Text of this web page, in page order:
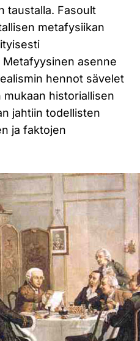
taustalla. Fasoult
metafysiikan
asenne
hennot sävelet
historiallisen
jahtiin todellisten
ja faktojen